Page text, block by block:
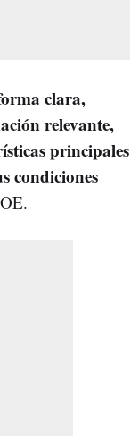
clara,
relevante,
principales
condiciones